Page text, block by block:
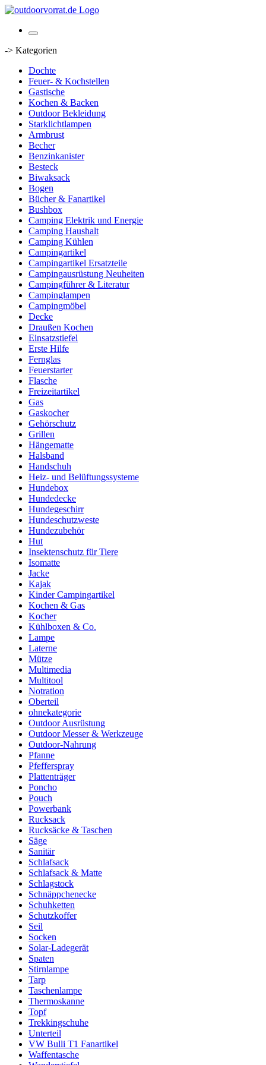
-> Kategorien
Dochte
Feuer- & Kochstellen
Gastische
Kochen & Backen
Outdoor Bekleidung
Starklichtlampen
Armbrust
Becher
Benzinkanister
Besteck
Biwaksack
Bogen
Bücher & Fanartikel
Bushbox
Camping Elektrik und Energie
Camping Haushalt
Camping Kühlen
Campingartikel
Campingartikel Ersatzteile
Campingausrüstung Neuheiten
Campingführer & Literatur
Campinglampen
Campingmöbel
Decke
Draußen Kochen
Einsatzstiefel
Erste Hilfe
Fernglas
Feuerstarter
Flasche
Freizeitartikel
Gas
Gaskocher
Gehörschutz
Grillen
Hängematte
Halsband
Handschuh
Heiz- und Belüftungssysteme
Hundebox
Hundedecke
Hundegeschirr
Hundeschutzweste
Hundezubehör
Hut
Insektenschutz für Tiere
Isomatte
Jacke
Kajak
Kinder Campingartikel
Kochen & Gas
Kocher
Kühlboxen & Co.
Lampe
Laterne
Mütze
Multimedia
Multitool
Notration
Oberteil
ohnekategorie
Outdoor Ausrüstung
Outdoor Messer & Werkzeuge
Outdoor-Nahrung
Pfanne
Pfefferspray
Plattenträger
Poncho
Pouch
Powerbank
Rucksack
Rucksäcke & Taschen
Säge
Sanitär
Schlafsack
Schlafsack & Matte
Schlagstock
Schnäppchenecke
Schuhketten
Schutzkoffer
Seil
Socken
Solar-Ladegerät
Spaten
Stirnlampe
Tarp
Taschenlampe
Thermoskanne
Topf
Trekkingschuhe
Unterteil
VW Bulli T1 Fanartikel
Waffentasche